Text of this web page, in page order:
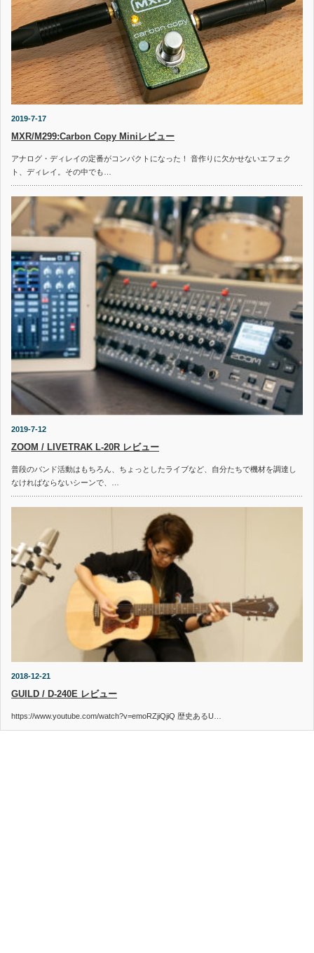
2019-7-17
MXR/M299:Carbon Copy Miniレビュー
アナログ・ディレイの定番がコンパクトになった！ 音作りに欠かせないエフェク
ト、ディレイ。その中でも…
2019-7-12
ZOOM / LIVETRAK L-20R レビュー
普段のバンド活動はもちろん、ちょっとしたライブなど、自分たちで機材を調達し
なければならないシーンで、…
2018-12-21
GUILD / D-240E レビュー
https://www.youtube.com/watch?v=emoRZjiQjiQ 歴史あるU…